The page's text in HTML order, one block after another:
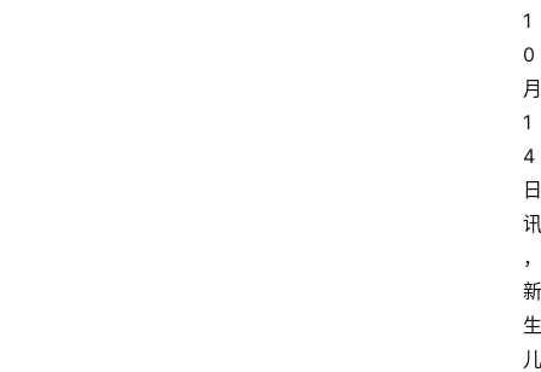
1
0
月
1
4
日
讯
，
新
生
儿